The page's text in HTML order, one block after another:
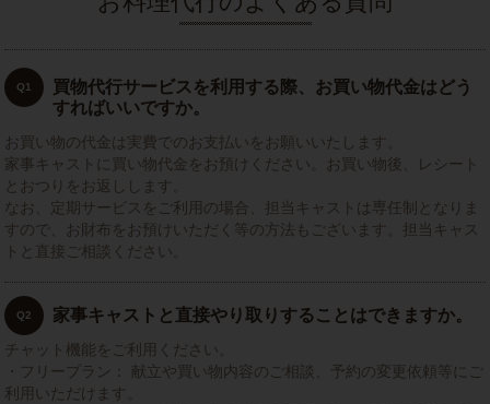
Q1
買物代行サービスを利用する際、お買い物代金はどう
すればいいですか。
お買い物の代金は実費でのお支払いをお願いいたします。
家事キャストに買い物代金をお預けください。お買い物後、レシート
とおつりをお返しします。
なお、定期サービスをご利用の場合、担当キャストは専任制となりま
すので、お財布をお預けいただく等の方法もございます。担当キャス
トと直接ご相談ください。
Q2 家事キャストと直接やり取りすることはできますか。
チャット機能をご利用ください。
・フリープラン： 献立や買い物内容のご相談、予約の変更依頼等にご
利用いただけます。